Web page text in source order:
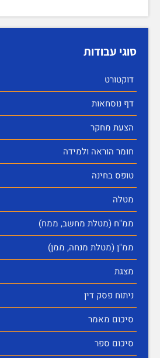
סוגי עבודות
דוקטורט
דף נוסחאות
הצעת מחקר
חומר הוראה ולמידה
טופס בחינה
מטלה
ממ"ח (מטלת מחשב, ממח)
ממ"ן (מטלת מנחה, ממן)
מצגת
ניתוח פסק דין
סיכום מאמר
סיכום ספר